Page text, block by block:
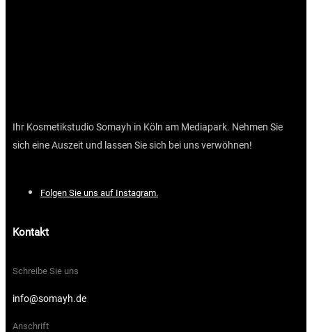
Ihr Kosmetikstudio Somayh in Köln am Mediapark. Nehmen Sie
sich eine Auszeit und lassen Sie sich bei uns verwöhnen!
Folgen Sie uns auf Instagram.
Kontakt
Schreibe Sie uns
info@somayh.de
Anschrift